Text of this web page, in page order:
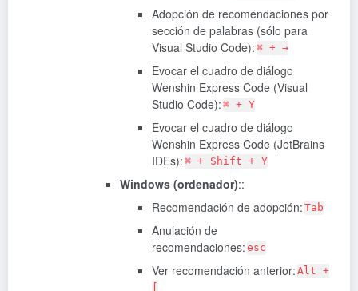
Adopción de recomendaciones por
sección de palabras (sólo para
Visual Studio Code): ⌘ + →
Evocar el cuadro de diálogo
Wenshin Express Code (Visual
Studio Code): ⌘ + Y
Evocar el cuadro de diálogo
Wenshin Express Code (JetBrains
IDEs): ⌘ + Shift + Y
Windows (ordenador)::
Recomendación de adopción: Tab
Anulación de
recomendaciones: esc
Ver recomendación anterior: Alt +